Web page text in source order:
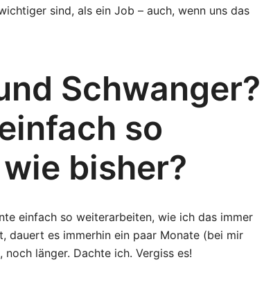
sind, als ein Job – auch, wenn uns das
Schwanger?
so
bisher?
einfach so weiterarbeiten, wie ich das immer
dauert es immerhin ein paar Monate (bei mir
länger. Dachte ich. Vergiss es!